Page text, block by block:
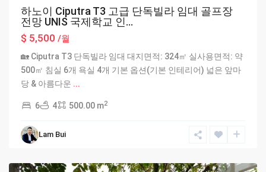
하노이 Ciputra T3 고급 단독빌라 임대 골프장
전망 UNIS 국제학교 인...
$ 5,500 /월
🏡 Ciputra T3 단독빌라 임대 대지면적: 324㎡ 실사용면적: 약
500㎡ 침실 6개 욕실 4개 기본 옵션(기본 인테리어) 넓은 앞마
당 & 아름다운 ...
6 4 500.00 m2
Lam Bui